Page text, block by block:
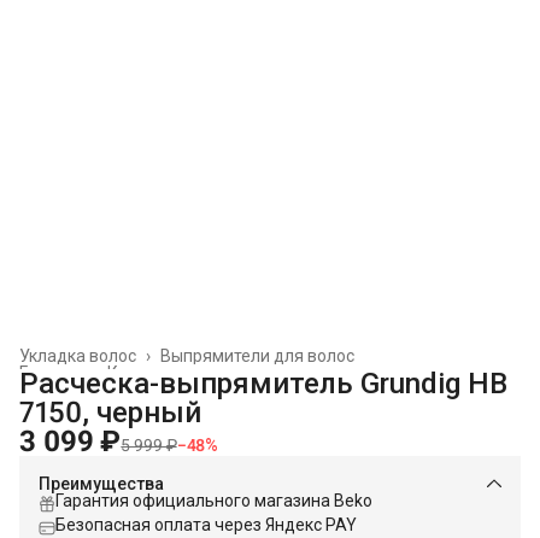
Выпрямители для волос
Укладка волос ›
Красота и здоровье
Главная
Расческа-выпрямитель Grundig HB
7150, черный
3 099 ₽5 999 ₽−48%
Преимущества
Гарантия официального магазина Beko
Безопасная оплата через Яндекс PAY